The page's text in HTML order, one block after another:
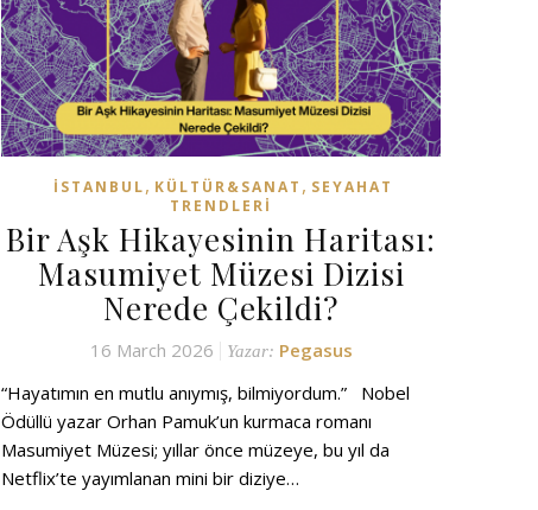
İSTANBUL, KÜLTÜR&SANAT , SEYAHAT
TRENDLERI
Bir Aşk Hikayesinin Haritası:
Masumiyet Müzesi Dizisi
Nerede Çekildi?
16 March 2026 Yazar: Pegasus
“Hayatımın en mutlu anıymış, bilmiyordum.” Nobel
Ödüllü yazar Orhan Pamuk’un kurmaca romanı
Masumiyet Müzesi; yıllar önce müzeye, bu yıl da
Netflix’te yayımlanan mini bir diziye…